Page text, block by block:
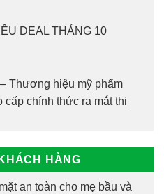
DEAL THÁNG 10
Thương hiệu mỹ phẩm
cấp chính thức ra mắt thị
HÀNG
an toàn cho mẹ bầu và